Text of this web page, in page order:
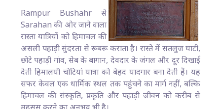
Rampur Bushahr से
Sarahan की ओर जाने वाला
रास्ता यात्रियों को हिमाचल की
असली पहाड़ी सुंदरता से रूबरू कराता है। रास्ते में सतलुज घाटी,
छोटे पहाड़ी गांव, सेब के बागान, देवदार के जंगल और दूर दिखाई
देती हिमालयी चोटियां यात्रा को बेहद यादगार बना देती हैं। यह
सफर केवल एक धार्मिक स्थल तक पहुंचने का मार्ग नहीं, बल्कि
हिमाचल की संस्कृति, प्रकृति और पहाड़ी जीवन को करीब से